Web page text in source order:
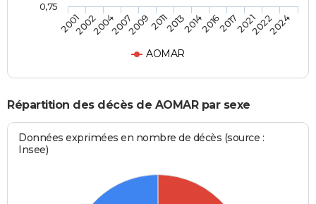
AOMAR
2001200220042007200920112013201420162017202120222024
0,75
Répartition des décès de AOMAR par sexe
Données exprimées en nombre de décès (source :
Insee)